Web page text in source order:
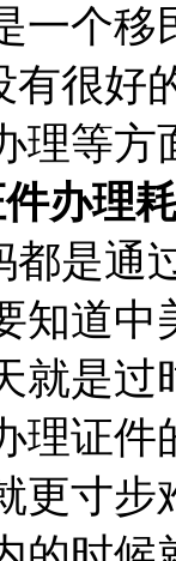
个移
很好
理等方
办理
通过
知道中
就是过
理证
更寸步